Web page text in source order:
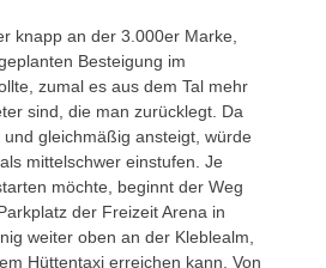
knapp an der 3.000er Marke,
Besteigung im
zumal es aus dem Tal mehr
sind, die man zurücklegt. Da
gleichmäßig ansteigt, würde
mittelschwer einstufen. Je
möchte, beginnt der Weg
der Freizeit Arena in
weiter oben an der Kleblealm,
Hüttentaxi erreichen kann. Von